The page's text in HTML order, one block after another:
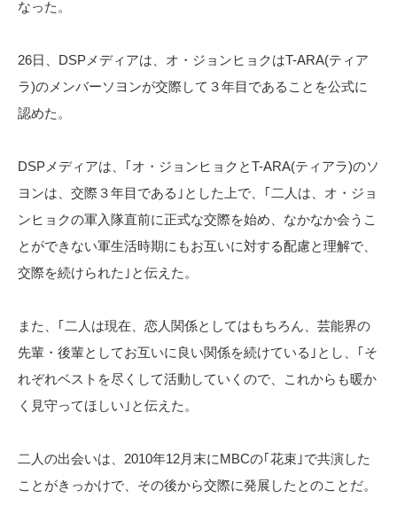
なった。
26日、DSPメディアは、オ・ジョンヒョクはT-ARA(ティア
ラ)のメンバーソヨンが交際して３年目であることを公式に
認めた。
DSPメディアは、｢オ・ジョンヒョクとT-ARA(ティアラ)のソ
ヨンは、交際３年目である｣とした上で、｢二人は、オ・ジョ
ンヒョクの軍入隊直前に正式な交際を始め、なかなか会うこ
とができない軍生活時期にもお互いに対する配慮と理解で、
交際を続けられた｣と伝えた。
また、｢二人は現在、恋人関係としてはもちろん、芸能界の
先輩・後輩としてお互いに良い関係を続けている｣とし、｢そ
れぞれベストを尽くして活動していくので、これからも暖か
く見守ってほしい｣と伝えた。
二人の出会いは、2010年12月末にMBCの｢花束｣で共演した
ことがきっかけで、その後から交際に発展したとのことだ。